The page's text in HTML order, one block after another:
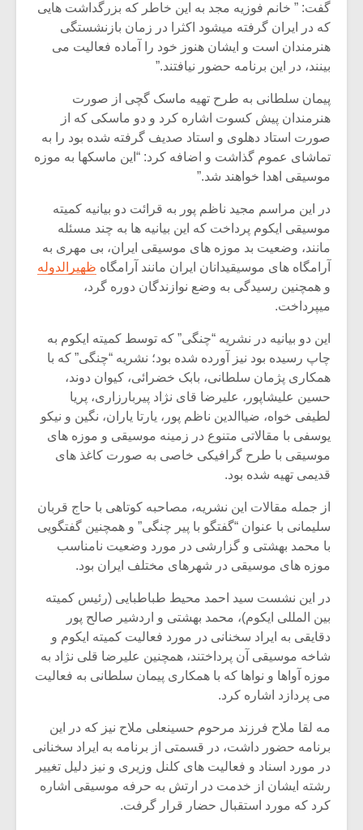
گفت: ” خانم فوزیه مجد به این خاطر که بزرگداشت هایی
که در ایران گرفته میشود اکثرا در زمان بازنشستگی
هنرمندان است و ایشان هنوز خود را آماده فعالیت می
بینند، در این برنامه حضور نیافتند.”
پیمان سلطانی به طرح تهیه ماسک گچی از صورت
هنرمندان پیش کسوت اشاره کرد و دو ماسکی که از
صورت استاد دهلوی و استاد صدیف گرفته شده بود را به
تماشای عموم گذاشت و اضافه کرد: “این ماسکها به موزه
موسیقی اهدا خواهند شد.”
در این مراسم مجید ناظم پور به قرائت دو بیانیه کمیته
موسیقی ایکوم پرداخت که این بیانیه ها به چند مسئله
مانند، وضعیت بد موزه های موسیقی ایران، بی مهری به
آرامگاه های موسیقیدانان ایران مانند آرامگاه ظهیرالدوله
و همچنین رسیدگی به وضع نوازندگان دوره گرد،
میپرداخت.
این دو بیانیه در نشریه “چنگی” که توسط کمیته ایکوم به
چاپ رسیده بود نیز آورده شده بود؛ نشریه “چنگی” که با
همکاری پژمان سلطانی، بابک خضرائی، کیوان دوند،
حسین علیشاپور، علیرضا قای نژاد پیربارزاری، پریا
لطیفی خواه، ضیاالدین ناظم پور، یارتا یاران، نگین و نیکو
یوسفی با مقالاتی متنوع در زمینه موسیقی و موزه های
موسیقی با طرح گرافیکی خاصی به صورت کاغذ های
قدیمی تهیه شده بود.
از جمله مقالات این نشریه، مصاحبه کوتاهی با حاج قربان
سلیمانی با عنوان “گفتگو با پیر چنگی” و همچنین گفتگویی
با محمد بهشتی و گزارشی در مورد وضعیت نامناسب
موزه های موسیقی در شهرهای مختلف ایران بود.
در این نشست سید احمد محیط طباطبایی (رئیس کمیته
بین المللی ایکوم)، محمد بهشتی و اردشیر صالح پور
دقایقی به ایراد سخنانی در مورد فعالیت کمیته ایکوم و
شاخه موسیقی آن پرداختند، همچنین علیرضا قلی نژاد به
موزه آواها و نواها که با همکاری پیمان سلطانی به فعالیت
می پردازد اشاره کرد.
مه لقا ملاح فرزند مرحوم حسینعلی ملاح نیز که در این
برنامه حضور داشت، در قسمتی از برنامه به ایراد سخنانی
در مورد اسناد و فعالیت های کلنل وزیری و نیز دلیل تغییر
رشته ایشان از خدمت در ارتش به حرفه موسیقی اشاره
کرد که مورد استقبال حضار قرار گرفت.